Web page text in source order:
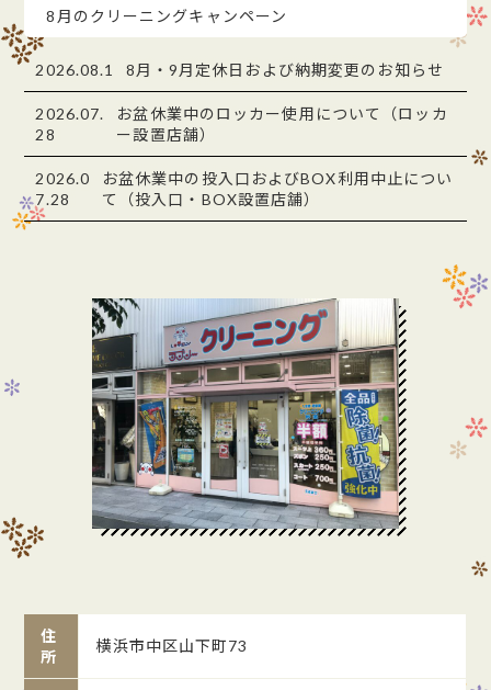
8月のクリーニングキャンペーン
2026.08.1 8月・9月定休日および納期変更のお知らせ
2026.07.
28
お盆休業中のロッカー使用について（ロッカ
ー設置店舗）
2026.0
7.28
お盆休業中の投入口およびBOX利用中止につい
て（投入口・BOX設置店舗）
住
所
横浜市中区山下町73